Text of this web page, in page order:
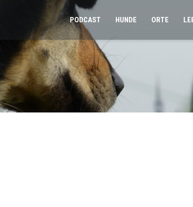
PODCAST HUNDE ORTE